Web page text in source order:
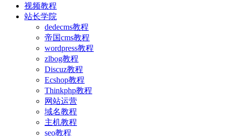
视频教程
站长学院
dedecms教程
帝国cms教程
wordpress教程
zlbog教程
Discuz教程
Ecshop教程
Thinkphp教程
网站运营
域名教程
主机教程
seo教程